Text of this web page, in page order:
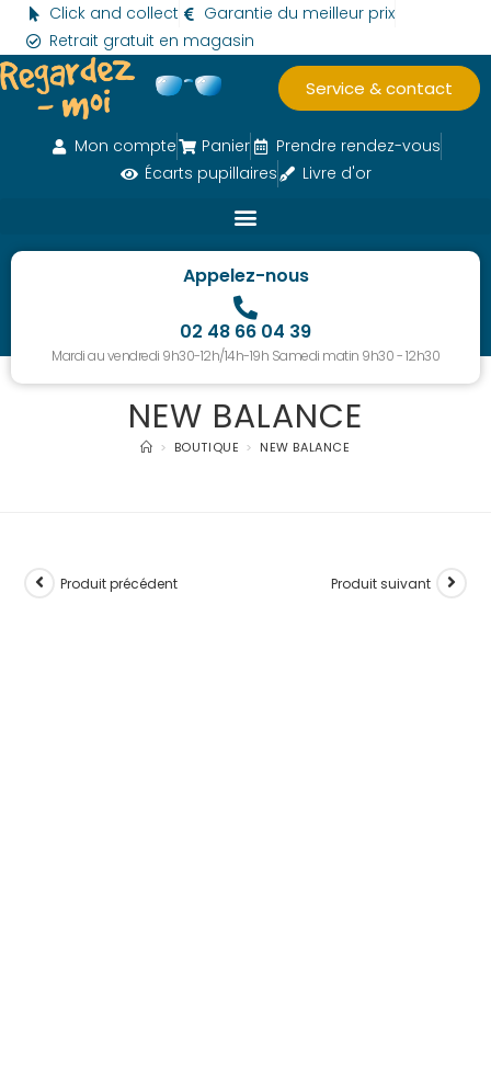
Click and collect
Garantie du meilleur prix
Retrait gratuit en magasin
Service & contact
Mon compte Panier
Prendre rendez-vous
Écarts pupillaires
Livre d'or
Appelez-nous
02 48 66 04 39
Mardi au vendredi 9h30-12h/14h-19h Samedi matin 9h30 - 12h30
NEW BALANCE
> BOUTIQUE > NEW BALANCE
Produit précédent Produit suivant